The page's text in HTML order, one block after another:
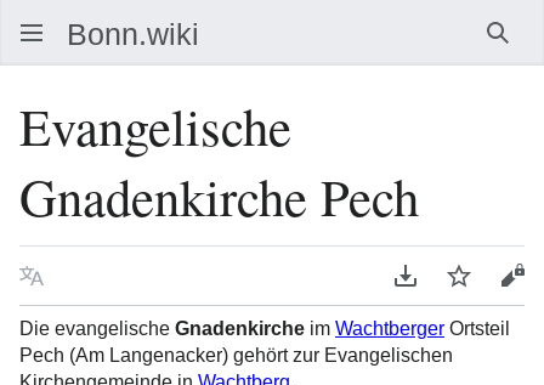
Evangelische
Gnadenkirche Pech
Sprache PDF
Die evangelische Gnadenkirche im Wachtberger Ortsteil
Pech (Am Langenacker) gehört zur Evangelischen